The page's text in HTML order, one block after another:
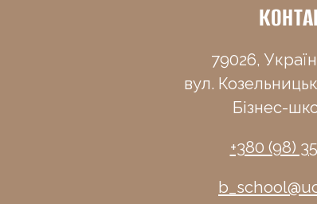
79026,
вул.
Бізнес-
+380 (98)